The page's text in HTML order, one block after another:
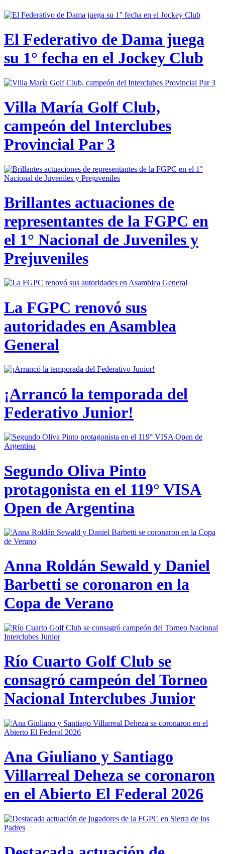
El Federativo de Dama juega
su 1° fecha en el Jockey Club
Villa María Golf Club,
campeón del Interclubes
Provincial Par 3
Brillantes actuaciones de
representantes de la FGPC en
el 1° Nacional de Juveniles y
Prejuveniles
La FGPC renovó sus
autoridades en Asamblea
General
¡Arrancó la temporada del
Federativo Junior!
Segundo Oliva Pinto
protagonista en el 119° VISA
Open de Argentina
Anna Roldán Sewald y Daniel
Barbetti se coronaron en la
Copa de Verano
Río Cuarto Golf Club se
consagró campeón del Torneo
Nacional Interclubes Junior
Ana Giuliano y Santiago
Villarreal Deheza se coronaron
en el Abierto El Federal 2026